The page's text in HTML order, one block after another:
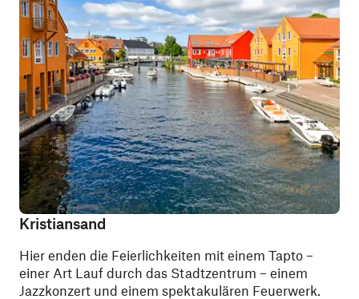
Kristiansand
Hier enden die Feierlichkeiten mit einem Tapto –
einer Art Lauf durch das Stadtzentrum – einem
Jazzkonzert und einem spektakulären Feuerwerk.